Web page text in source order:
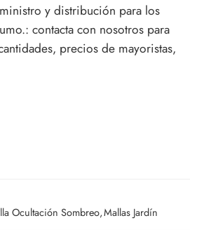
y distribución para los
contacta con nosotros para
precios de mayoristas,
Ocultación Sombreo,Mallas Jardín